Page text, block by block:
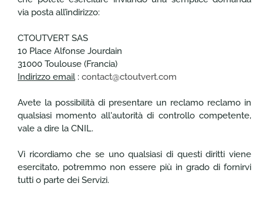
via posta all’indirizzo:
CTOUTVERT SAS
10 Place Alfonse Jourdain
31000 Toulouse (Francia)
Indirizzo email: contact@ctoutvert.com
Avete la possibilità di presentare un reclamo reclamo in
qualsiasi momento all'autorità di controllo competente,
vale a dire la CNIL.
Vi ricordiamo che se uno qualsiasi di questi diritti viene
esercitato, potremmo non essere più in grado di fornirvi
tutti o parte dei Servizi.